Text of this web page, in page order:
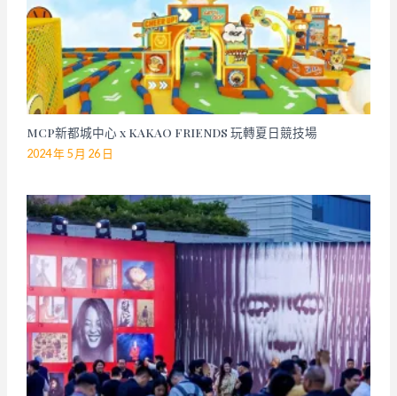
MCP新都城中心 x KAKAO FRIENDS 玩轉夏日競技場
2024 年 5 月 26 日